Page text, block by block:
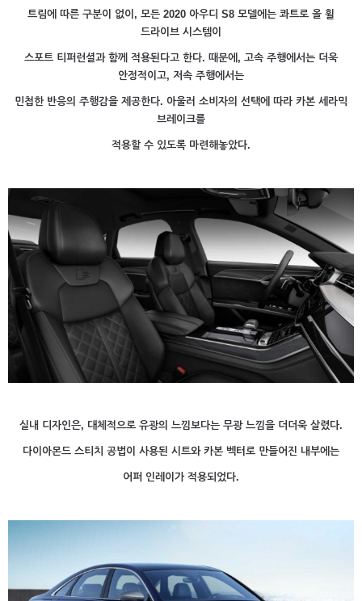
트림에 따른 구분이 없이, 모든 2020 아우디 S8 모델에는 콰트로 올 휠
드라이브 시스템이
스포트 티퍼런셜과 함께 적용된다고 한다. 때문에, 고속 주행에서는 더욱
안정적이고, 저속 주행에서는
민첩한 반응의 주행감을 제공한다. 아울러 소비자의 선택에 따라 카본 세라믹
브레이크를
적용할 수 있도록 마련해놓았다.
실내 디자인은, 대체적으로 유광의 느낌보다는 무광 느낌을 더더욱 살렸다.
다이아몬드 스티치 공법이 사용된 시트와 카본 벡터로 만들어진 내부에는
어퍼 인레이가 적용되었다.